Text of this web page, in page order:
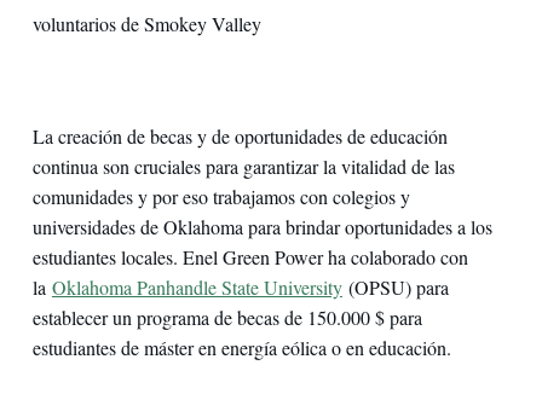
voluntarios de Smokey Valley
La creación de becas y de oportunidades de educación
continua son cruciales para garantizar la vitalidad de las
comunidades y por eso trabajamos con colegios y
universidades de Oklahoma para brindar oportunidades a los
estudiantes locales. Enel Green Power ha colaborado con
la Oklahoma Panhandle State University(OPSU) para
establecer un programa de becas de 150.000 $ para
estudiantes de máster en energía eólica o en educación.